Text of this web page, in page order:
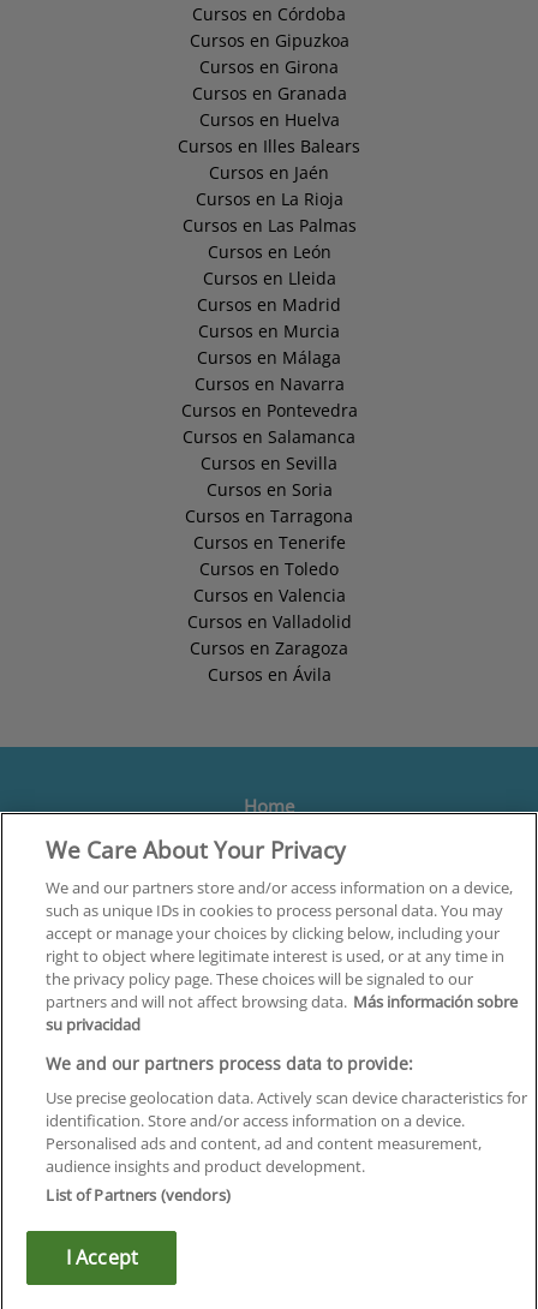
Cursos en Córdoba
Cursos en Gipuzkoa
Cursos en Girona
Cursos en Granada
Cursos en Huelva
Cursos en Illes Balears
Cursos en Jaén
Cursos en La Rioja
Cursos en Las Palmas
Cursos en León
Cursos en Lleida
Cursos en Madrid
Cursos en Murcia
Cursos en Málaga
Cursos en Navarra
Cursos en Pontevedra
Cursos en Salamanca
Cursos en Sevilla
Cursos en Soria
Cursos en Tarragona
Cursos en Tenerife
Cursos en Toledo
Cursos en Valencia
Cursos en Valladolid
Cursos en Zaragoza
Cursos en Ávila
Home
Formación
Centros
Orientación
Quiénes somos
Contacta
Aviso Legal
Política de Privacidad
Política de Cookies
Canal Ético
We Care About Your Privacy
We and our partners store and/or access information on a device,
such as unique IDs in cookies to process personal data. You may
accept or manage your choices by clicking below, including your
right to object where legitimate interest is used, or at any time in
the privacy policy page. These choices will be signaled to our
partners and will not affect browsing data. Más información sobre
su privacidad
We and our partners process data to provide:
Use precise geolocation data. Actively scan device characteristics for
identification. Store and/or access information on a device.
Personalised ads and content, ad and content measurement,
audience insights and product development.
List of Partners (vendors)
I Accept